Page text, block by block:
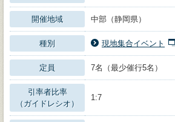
開催地域 中部（静岡県）
種別 現地集合イベント
定員 7名（最少催行5名）
引率者比率
（ガイドレシオ）
1:7